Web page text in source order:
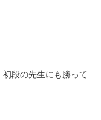
段の先生にも勝って